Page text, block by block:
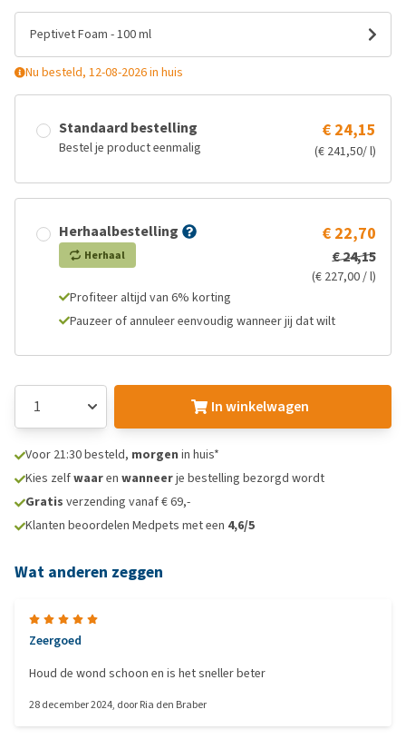
Peptivet Foam - 100 ml
Nu besteld, 12-08-2026 in huis
Standaard bestelling
Bestel je product eenmalig
€ 24,15
(€ 241,50/ l)
Herhaalbestelling
Herhaal
€ 22,70
€ 24,15
(€ 227,00 / l)
Profiteer altijd van 6% korting
Pauzeer of annuleer eenvoudig wanneer jij dat wilt
In winkelwagen
Voor 21:30 besteld, morgen in huis*
Kies zelfwaaren wanneerje bestelling bezorgd wordt
Gratis verzending vanaf € 69,-
Klanten beoordelen Medpets met een 4,6/5
Wat anderen zeggen
Zeergoed
Houd de wond schoon en is het sneller beter
28 december 2024, doorRia den Braber